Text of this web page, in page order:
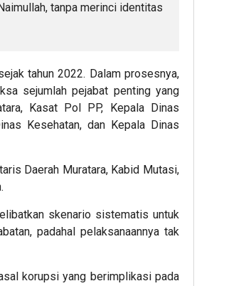
tanpa merinci identitas
tahun 2022. Dalam prosesnya,
sejumlah pejabat penting yang
Kasat Pol PP, Kepala Dinas
Kesehatan, dan Kepala Dinas
Daerah Muratara, Kabid Mutasi,
skenario sistematis untuk
padahal pelaksanaannya tak
korupsi yang berimplikasi pada